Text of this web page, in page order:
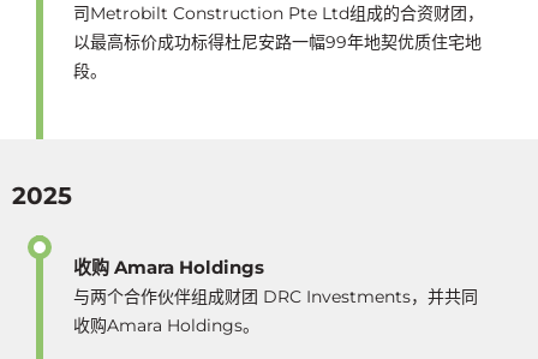
司Metrobilt Construction Pte Ltd组成的合资财团，
以最高标价成功标得杜尼安路一幅99年地契优质住宅地
段。
2025
收购 Amara Holdings
与两个合作伙伴组成财团 DRC Investments，并共同
收购Amara Holdings。